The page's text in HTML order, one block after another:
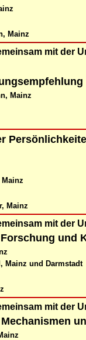
Mainz
mit der
Mainz
Mainz
mit der
und
Mainz und Darmstadt
mit der